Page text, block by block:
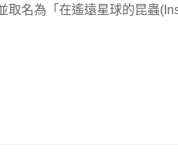
取名為「在遙遠星球的昆蟲